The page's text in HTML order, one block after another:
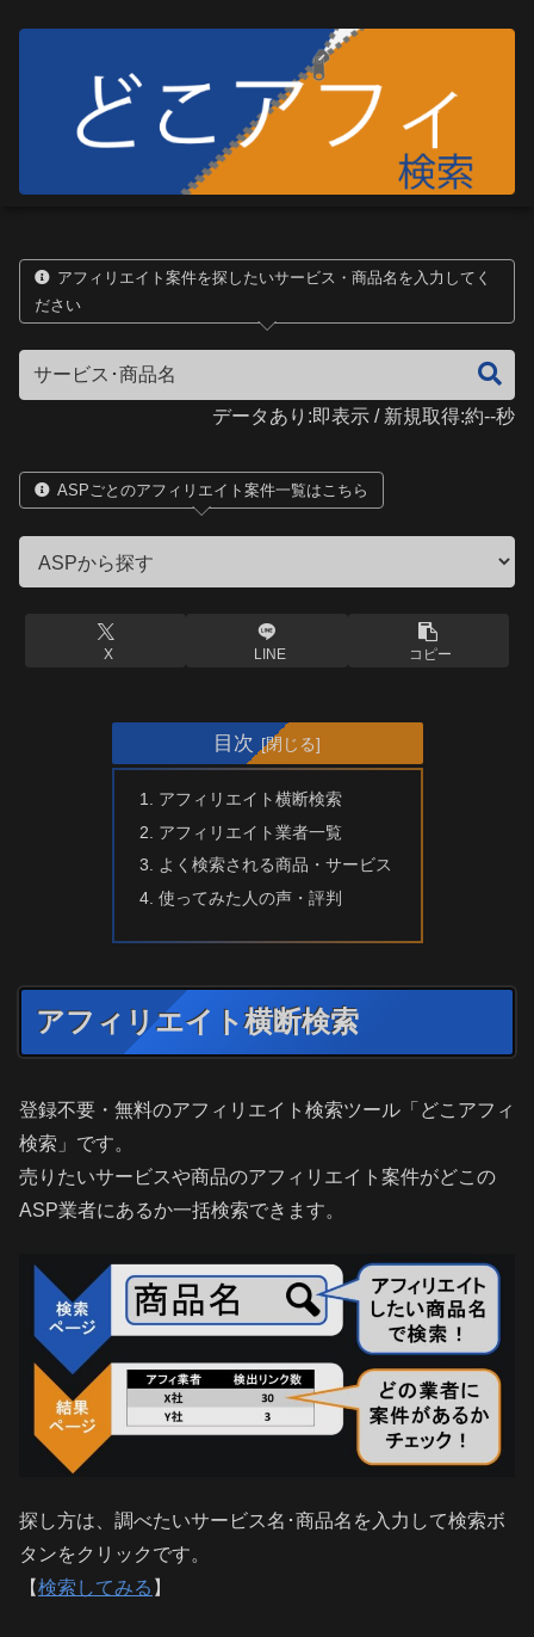
アフィリエイト案件を探したいサービス・商品名を入力してく
ださい
データあり:即表示 / 新規取得:約--秒
ASPごとのアフィリエイト案件一覧はこちら
X LINE コピー
目次
アフィリエイト横断検索
アフィリエイト業者一覧
よく検索される商品・サービス
使ってみた人の声・評判
アフィリエイト横断検索
登録不要・無料のアフィリエイト検索ツール「どこアフィ
検索」です。
売りたいサービスや商品のアフィリエイト案件がどこの
ASP業者にあるか一括検索できます。
探し方は、調べたいサービス名･商品名を入力して検索ボ
タンをクリックです。
【検索してみる 】